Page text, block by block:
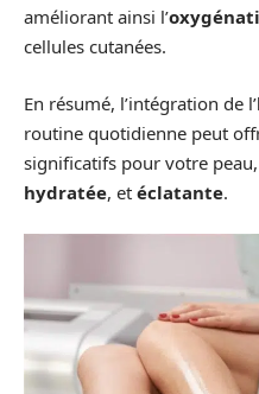
améliorant ainsi l’
cellules cutanées.
En résumé, l’intégration de l’
routine quotidienne peut
significatifs pour votre
hydratée, et éclatante.